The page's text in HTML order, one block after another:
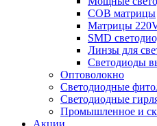
COB матрицы
Матрицы
SMD
Линзы для
Светодиоды
Оптоволокно
Светодиодные
Светодиодные
Промышленное и
Акции